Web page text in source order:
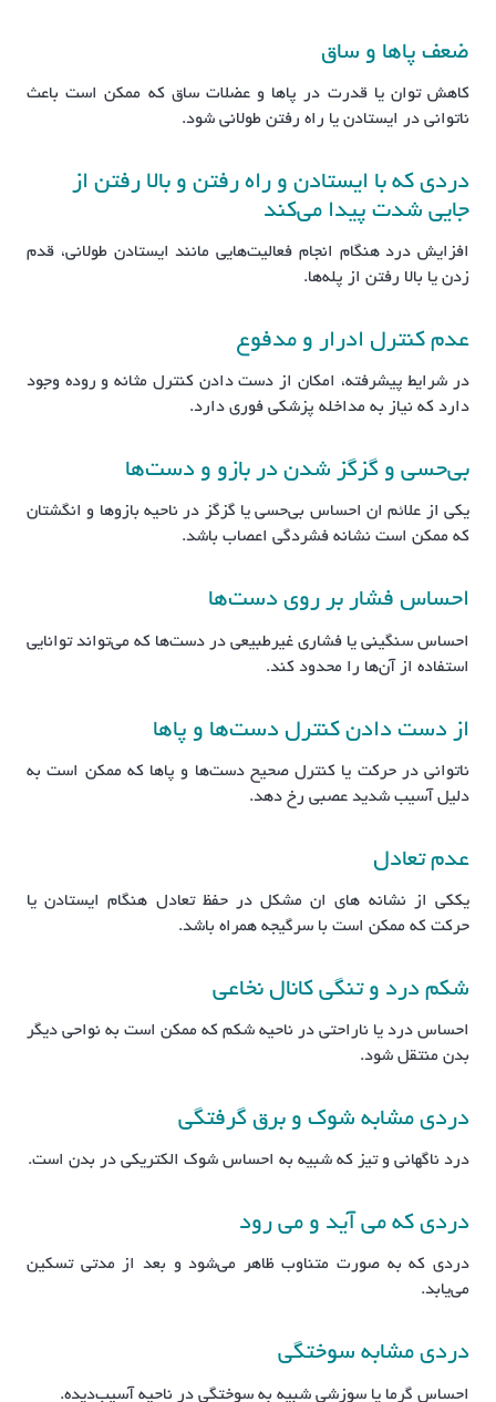
ضعف پاها و ساق
کاهش توان یا قدرت در پاها و عضلات ساق که ممکن است باعث
ناتوانی در ایستادن یا راه رفتن طولانی شود.
دردی که با ایستادن و راه رفتن و بالا رفتن از
جایی شدت پیدا می‌کند
افزایش درد هنگام انجام فعالیت‌هایی مانند ایستادن طولانی، قدم
زدن یا بالا رفتن از پله‌ها.
عدم کنترل ادرار و مدفوع
در شرایط پیشرفته، امکان از دست دادن کنترل مثانه و روده وجود
دارد که نیاز به مداخله پزشکی فوری دارد.
بی‌حسی و گزگز شدن در بازو و دست‌ها
یکی از علائم ان احساس بی‌حسی یا گزگز در ناحیه بازوها و انگشتان
که ممکن است نشانه فشردگی اعصاب باشد.
احساس فشار بر روی دست‌ها
احساس سنگینی یا فشاری غیرطبیعی در دست‌ها که می‌تواند توانایی
استفاده از آن‌ها را محدود کند.
از دست دادن کنترل دست‌ها و پاها
ناتوانی در حرکت یا کنترل صحیح دست‌ها و پاها که ممکن است به
دلیل آسیب شدید عصبی رخ دهد.
عدم تعادل
یککی از نشانه های ان مشکل در حفظ تعادل هنگام ایستادن یا
حرکت که ممکن است با سرگیجه همراه باشد.
شکم درد و تنگی کانال نخاعی
احساس درد یا ناراحتی در ناحیه شکم که ممکن است به نواحی دیگر
بدن منتقل شود.
دردی مشابه شوک و برق گرفتگی
درد ناگهانی و تیز که شبیه به احساس شوک الکتریکی در بدن است.
دردی که می‌ آید و می‌ رود
دردی که به صورت متناوب ظاهر می‌شود و بعد از مدتی تسکین
می‌یابد.
دردی مشابه سوختگی
احساس گرما یا سوزشی شبیه به سوختگی در ناحیه آسیب‌دیده.